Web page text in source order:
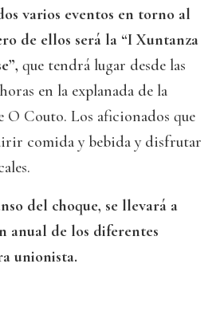
varios eventos en torno al
de ellos será la “I Xuntanza
que tendrá lugar desde las
en la explanada de la
O Couto. Los aficionados que
comida y bebida y disfrutar
del choque, se llevará a
anual de los diferentes
unionista.